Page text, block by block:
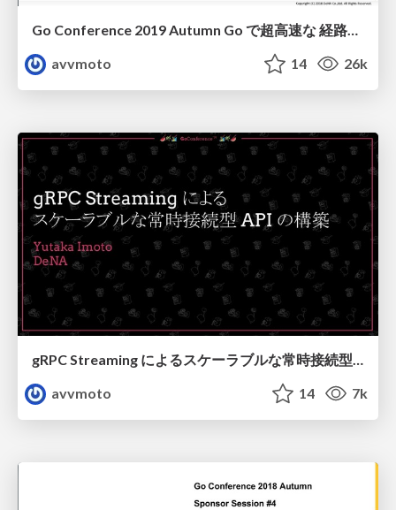
Go Conference 2019 Autumn Go で超高速な 経路探索エンジンをつくる/Go Conference 2019 Autumn go-ch
avvmoto
14 26k
avvmoto
14 7k